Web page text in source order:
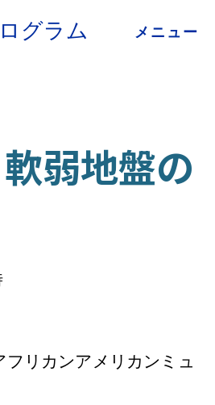
グラム メニュー
育成
グラム
ブ
弱地盤の
リカンアメリカンミュ